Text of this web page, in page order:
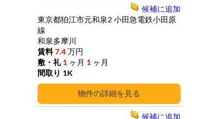
詳細
東京都狛江市元和泉2 小田急電鉄小田原
線
和泉多摩川
7.4 万円
1 ヶ月 1 ヶ月
1K
候補に追加
候補に追加